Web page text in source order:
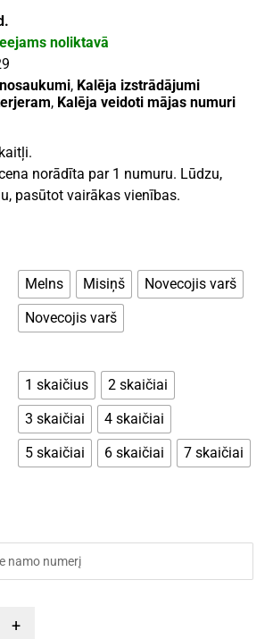
noliktavā
, Kalēja izstrādājumi
, Kalēja veidoti mājas numuri
norādīta par 1 numuru. Lūdzu,
pasūtot vairākas vienības.
Melns Misiņš
Novecojis varš
Novecojis varš
1 skaičius
2 skaičiai
3 skaičiai
4 skaičiai
5 skaičiai
6 skaičiai 7 skaičiai
+